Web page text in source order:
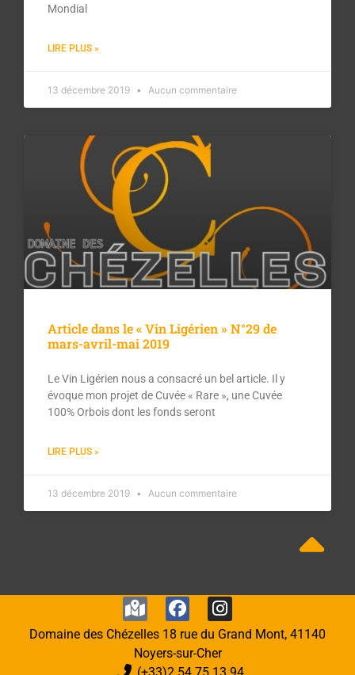
Mondial
LIRE PLUS »
13 décembre 2019 Aucun commentaire
Article dans le « Vin Ligérien » N°29 de
mars-avril-mai 2019
Le Vin Ligérien nous a consacré un bel article. Il y
évoque mon projet de Cuvée « Rare », une Cuvée
100% Orbois dont les fonds seront
LIRE PLUS »
13 décembre 2019 Aucun commentaire
Domaine des Chézelles 18 rue du Grand Mont, 41140
Noyers-sur-Cher